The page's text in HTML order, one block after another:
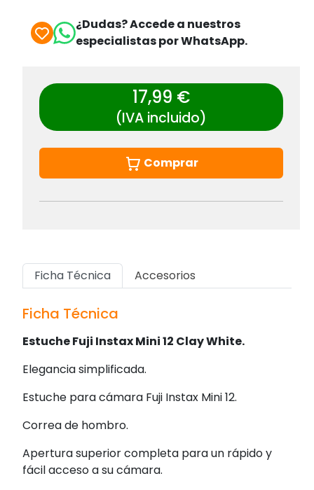
¿Dudas? Accede a nuestros
especialistas por WhatsApp.
17,99 €
(IVA incluido)
Comprar
Ficha Técnica Accesorios
Ficha Técnica
Estuche Fuji Instax Mini 12 Clay White.
Elegancia simplificada.
Estuche para cámara Fuji Instax Mini 12.
Correa de hombro.
Apertura superior completa para un rápido y
fácil acceso a su cámara.